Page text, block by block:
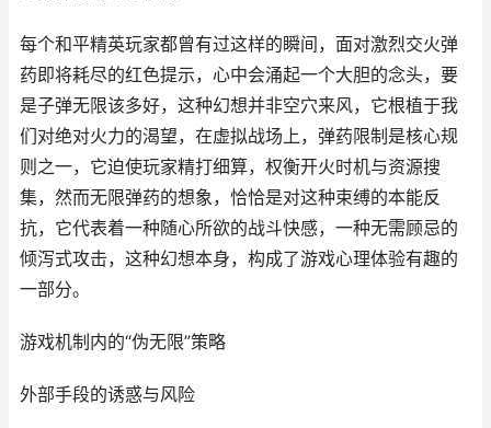
每个和平精英玩家都曾有过这样的瞬间，面对激烈交火弹
药即将耗尽的红色提示，心中会涌起一个大胆的念头，要
是子弹无限该多好，这种幻想并非空穴来风，它根植于我
们对绝对火力的渴望，在虚拟战场上，弹药限制是核心规
则之一，它迫使玩家精打细算，权衡开火时机与资源搜
集，然而无限弹药的想象，恰恰是对这种束缚的本能反
抗，它代表着一种随心所欲的战斗快感，一种无需顾忌的
倾泻式攻击，这种幻想本身，构成了游戏心理体验有趣的
一部分。
游戏机制内的“伪无限”策略
外部手段的诱惑与风险